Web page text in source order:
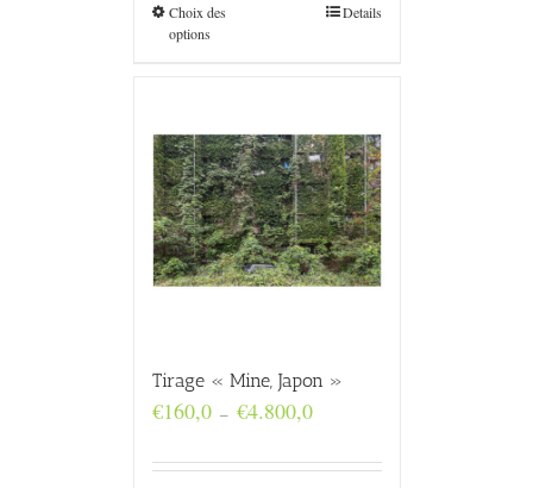
Choix des
options
Details
Tirage « Mine, Japon »
€160,0 – €4.800,0Plage
€160,0